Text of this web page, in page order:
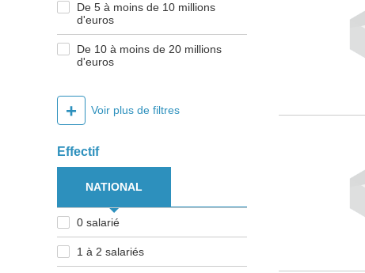
De 5 à moins de 10 millions
d'euros
De 10 à moins de 20 millions
d'euros
+ Voir plus de filtres
Effectif
NATIONAL
0 salarié
1 à 2 salariés